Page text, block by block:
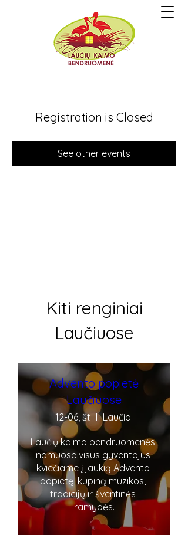
Registration is Closed
See other events
Kiti renginiai
Laučiuose
Advento popietė
Laučiuose
12-06, št Laučiai
Laučių kaimo bendruomenės
namuose visus gyventojus
kviečiame į jaukią Advento
popietę, kupiną muzikos,
tradicijų ir šventinės
ramybės.